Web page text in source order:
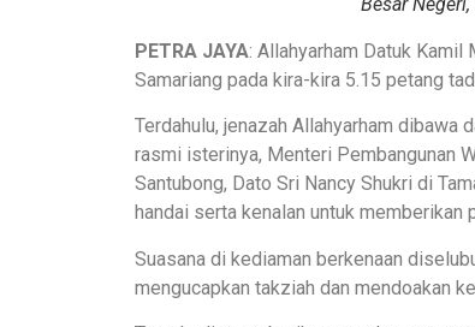
PETRA JAYA: Allahyarham Datuk
Samariang pada kira-kira 5.15 petang
Terdahulu, jenazah Allahyarham dibawa
rasmi isterinya, Menteri Pembangunan
Santubong, Dato Sri Nancy Shukri di
handai serta kenalan untuk memberikan
Suasana di kediaman berkenaan
mengucapkan takziah dan mendoakan